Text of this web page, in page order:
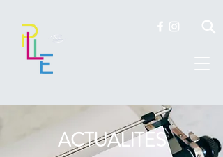
ACTUALITES